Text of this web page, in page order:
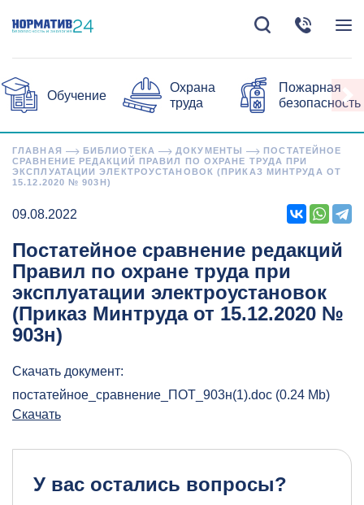
Обучение
Охрана
труда
Пожарная
безопасность
ГЛАВНАЯ БИБЛИОТЕКА ДОКУМЕНТЫ
ПОСТАТЕЙНОЕ
СРАВНЕНИЕ РЕДАКЦИЙ ПРАВИЛ ПО ОХРАНЕ ТРУДА ПРИ
ЭКСПЛУАТАЦИИ ЭЛЕКТРОУСТАНОВОК (ПРИКАЗ МИНТРУДА ОТ
15.12.2020 № 903Н)
09.08.2022
Постатейное сравнение редакций
Правил по охране труда при
эксплуатации электроустановок
(Приказ Минтруда от 15.12.2020 №
903н)
Скачать документ:
постатейное_сравнение_ПОТ_903н(1).doc (0.24 Mb)
Скачать
У вас остались вопросы?